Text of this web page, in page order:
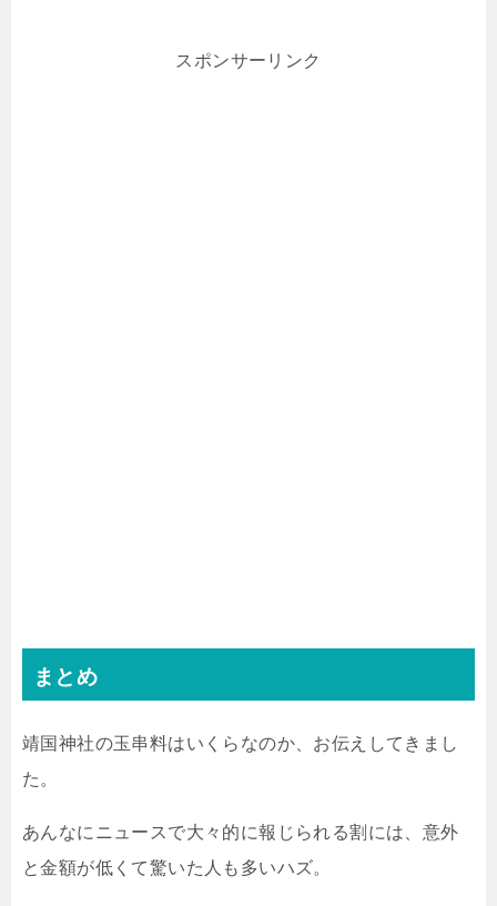
スポンサーリンク
まとめ
靖国神社の玉串料はいくらなのか、お伝えしてきまし
た。
あんなにニュースで大々的に報じられる割には、意外
と金額が低くて驚いた人も多いハズ。